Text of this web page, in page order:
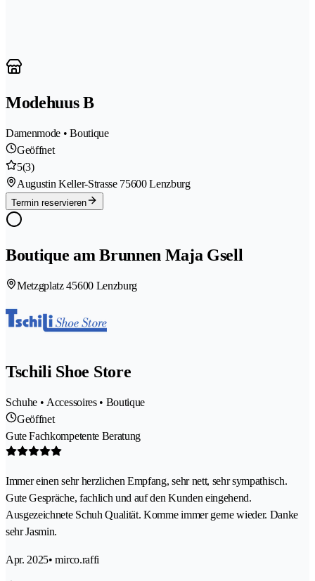
Modehuus B
Damenmode • Boutique
Geöffnet
5(3)
Augustin Keller-Strasse 75600 Lenzburg
Termin reservieren
Boutique am Brunnen Maja Gsell
Metzgplatz 45600 Lenzburg
Tschili Shoe Store
Schuhe • Accessoires • Boutique
Geöffnet
Gute Fachkompetente Beratung
Immer einen sehr herzlichen Empfang, sehr nett, sehr sympathisch.
Gute Gespräche, fachlich und auf den Kunden eingehend.
Ausgezeichnete Schuh Qualität. Komme immer gerne wieder. Danke
sehr Jasmin.
Apr. 2025• mirco.raffi